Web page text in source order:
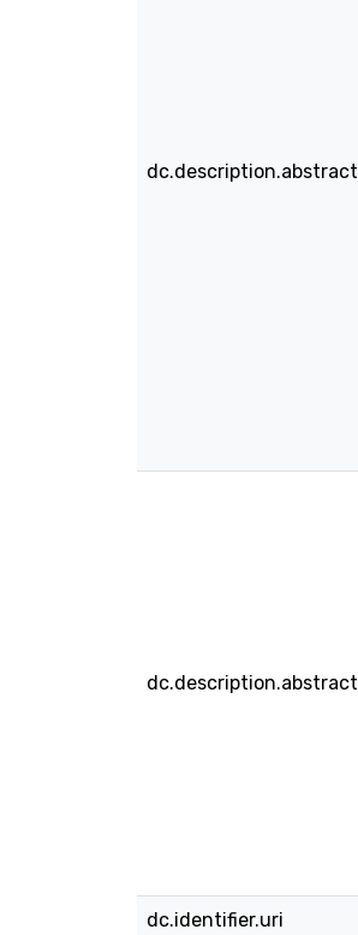
dc.description.abstract
dc.description.abstract
dc.identifier.uri